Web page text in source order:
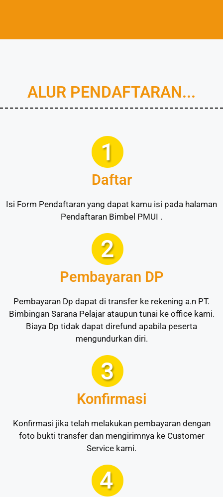
ALUR PENDAFTARAN...
Daftar
Isi Form Pendaftaran yang dapat kamu isi pada halaman
Pendaftaran Bimbel PMUI .
Pembayaran DP
Pembayaran Dp dapat di transfer ke rekening a.n PT.
Bimbingan Sarana Pelajar ataupun tunai ke office kami.
Biaya Dp tidak dapat direfund apabila peserta
mengundurkan diri.
Konfirmasi
Konfirmasi jika telah melakukan pembayaran dengan
foto bukti transfer dan mengirimnya ke Customer
Service kami.